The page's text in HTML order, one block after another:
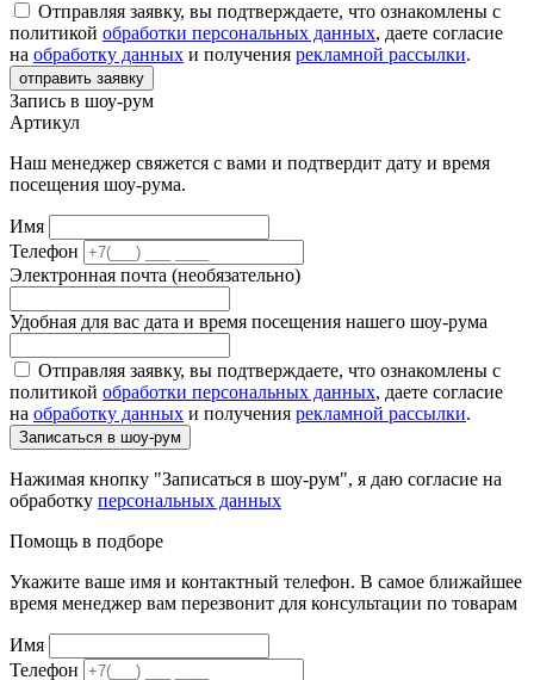
Отправляя заявку, вы подтверждаете, что ознакомлены с
политикой обработки персональных данных, даете согласие
на обработку данных и получения рекламной рассылки.
отправить заявку
Запись в шоу-рум
Артикул
Наш менеджер свяжется с вами и подтвердит дату и время
посещения шоу-рума.
Имя
Телефон
Электронная почта (необязательно)
Удобная для вас дата и время посещения нашего шоу-рума
Отправляя заявку, вы подтверждаете, что ознакомлены с
политикой обработки персональных данных, даете согласие
на обработку данных и получения рекламной рассылки.
Записаться в шоу-рум
Нажимая кнопку "Записаться в шоу-рум", я даю согласие на
обработку персональных данных
Помощь в подборе
Укажите ваше имя и контактный телефон. В самое ближайшее
время менеджер вам перезвонит для консультации по товарам
Имя
Телефон